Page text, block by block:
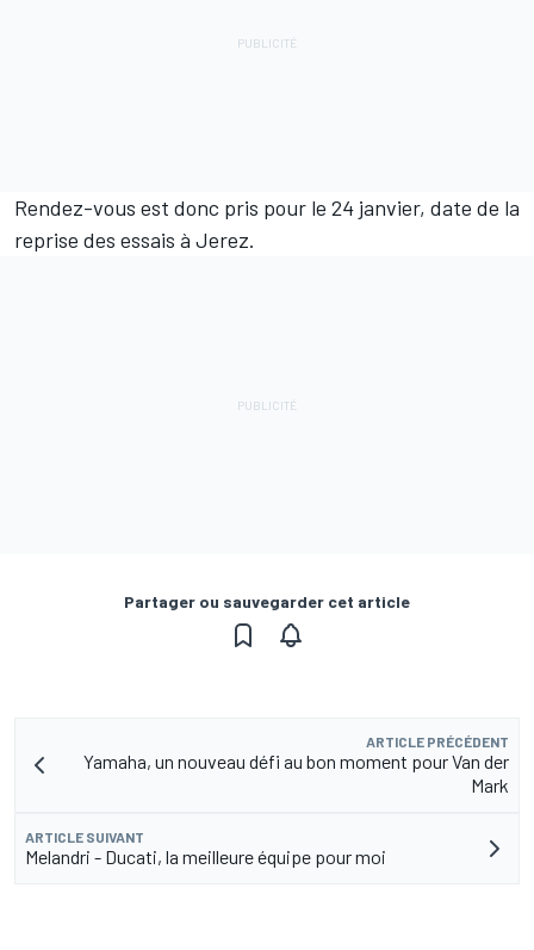
Rendez-vous est donc pris pour le 24 janvier, date de la
reprise des essais à Jerez.
Partager ou sauvegarder cet article
ARTICLE PRÉCÉDENT
Yamaha, un nouveau défi au bon moment pour Van der
Mark
ARTICLE SUIVANT
Melandri - Ducati, la meilleure équipe pour moi